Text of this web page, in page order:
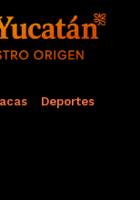
Deportes